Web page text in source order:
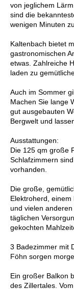
von jeglichem
sind die
wenigen Minuten
Kaltenbach bietet
gastronomischen
etwas. Zahlreiche
laden zu
Auch im Sommer
Machen Sie lange
gut ausgebauten
Bergwelt und
Ausstattungen:
Die 125 qm große
Schlafzimmern
vorhanden.
Die große,
Elektroherd,
und vielen
täglichen
gekochten
3 Badezimmer mit
Föhn sorgen
Ein großer Balkon
des Zillertales.